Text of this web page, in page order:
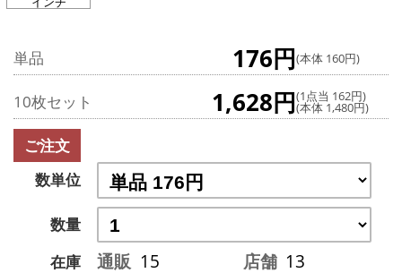
単品 176円(本体 160円)
10枚セット 1,628円(1点当 162円)
(本体 1,480円)
ご注文
数単位
数量
在庫
通販 15 店舗 13